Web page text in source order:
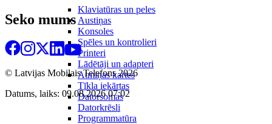
Klaviatūras un peles
Austiņas
Konsoles
Spēles un kontrolieri
Printeri
Lādētāji un adapteri
Atmiņas kartes
Tīkla iekārtas
Datorsomas
Datorkrēsli
Programmatūra
Seko mums
© Latvijas Mobilais Telefons2026
Datums, laiks: 09.08.2026 07:02